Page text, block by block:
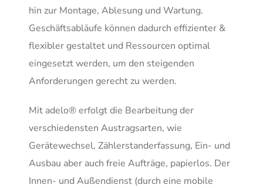
hin zur Montage, Ablesung und Wartung.
Geschäftsabläufe können dadurch effizienter &
flexibler gestaltet und Ressourcen optimal
eingesetzt werden, um den steigenden
Anforderungen gerecht zu werden.
Mit adelo® erfolgt die Bearbeitung der
verschiedensten Austragsarten, wie
Gerätewechsel, Zählerstanderfassung, Ein- und
Ausbau aber auch freie Aufträge, papierlos. Der
Innen- und Außendienst (durch eine mobile